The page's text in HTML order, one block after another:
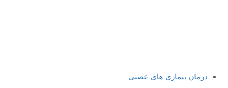
درمان بیماری های عصبی